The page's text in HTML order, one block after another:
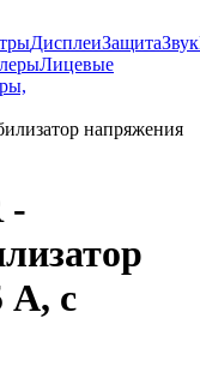
ДисплеиЗащитаЗвук
Лицевые
напряжения
-
А, с